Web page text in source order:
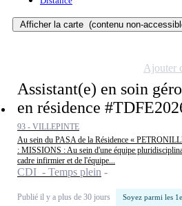
Afficher la carte (contenu non-
Assistant(e) en soin
en résidence
93 - VILLEPINTE
Au sein du PASA de la Résidence «
: MISSIONS : Au sein d'une équipe
cadre infirmier et de l'équipe...
CDI - Temps plein
Publié il y a plus de 30 jours Soyez parmi les
Ajouter